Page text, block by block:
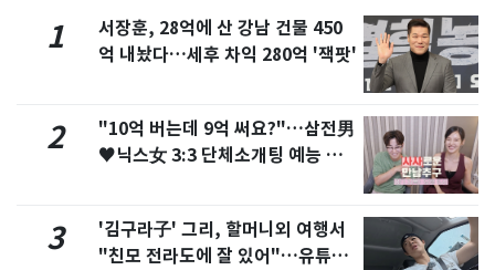
1
서장훈, 28억에 산 강남 건물 450
억 내놨다…세후 차익 280억 '잭팟'
2
"10억 버는데 9억 써요?"…삼전男
♥닉스女 3:3 단체소개팅 예능 화
3
'김구라子' 그리, 할머니외 여행서
"친모 전라도에 잘 있어"…유튜브